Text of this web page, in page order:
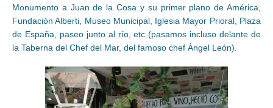
Monumento a Juan de la Cosa y su primer plano de América,
Fundación Alberti, Museo Municipal, Iglesia Mayor Prioral, Plaza
de España, paseo junto al río, etc (pasamos incluso delante de
la Taberna del Chef del Mar, del famoso chef Ángel León).